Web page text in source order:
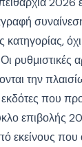
όχι
ρυθμιστικές
την
εκδότες που
επιβολής
εκείνους